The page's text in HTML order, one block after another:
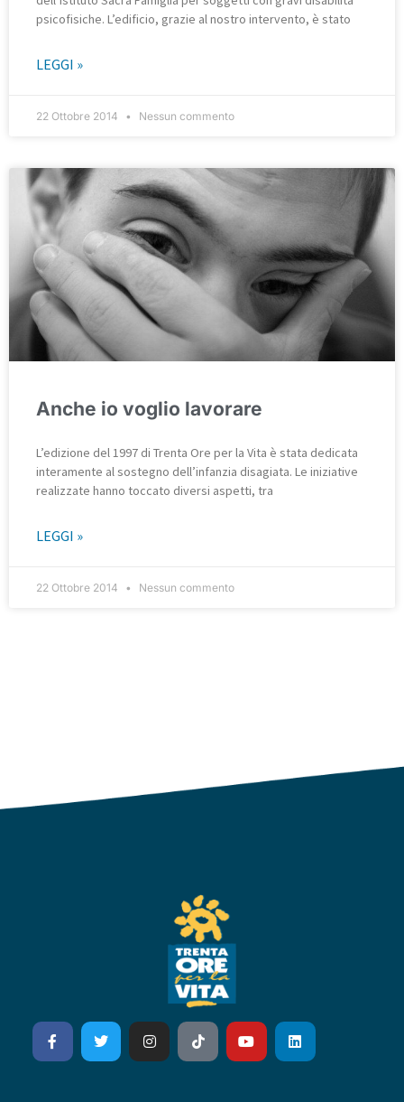
psicofisiche. L’edificio, grazie al nostro intervento, è stato
LEGGI »
22 Ottobre 2014 Nessun commento
Anche io voglio lavorare
L’edizione del 1997 di Trenta Ore per la Vita è stata dedicata
interamente al sostegno dell’infanzia disagiata. Le iniziative
realizzate hanno toccato diversi aspetti, tra
LEGGI »
22 Ottobre 2014 Nessun commento